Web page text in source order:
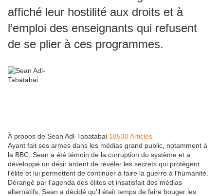
affiché leur hostilité aux droits et à
l’emploi des enseignants qui refusent
de se plier à ces programmes.
À propos de Sean Adl-Tabatabai 18530 Articles
Ayant fait ses armes dans les médias grand public, notamment à
la BBC, Sean a été témoin de la corruption du système et a
développé un désir ardent de révéler les secrets qui protègent
l'élite et lui permettent de continuer à faire la guerre à l'humanité.
Dérangé par l'agenda des élites et insatisfait des médias
alternatifs, Sean a décidé qu'il était temps de faire bouger les